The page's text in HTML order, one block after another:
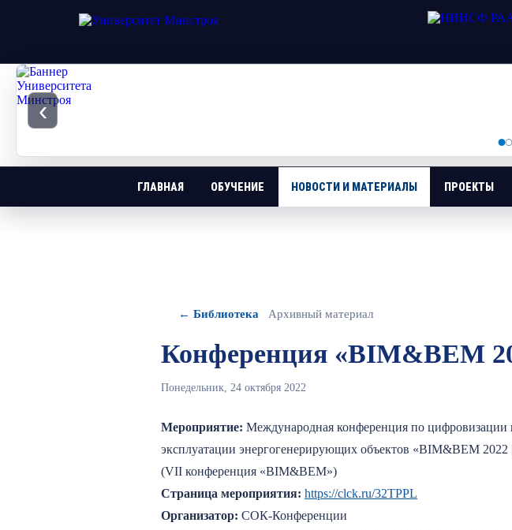
‹
ГЛАВНАЯ ОБУЧЕНИЕ НОВОСТИ И МАТЕРИАЛЫ ПРОЕКТЫ
← Библиотека Архивный материал
Конференция
Понедельник, 24 октября 2022
Мероприятие: Международная конференция по цифровизации
эксплуатации энергогенерирующих объектов «BIM&BЕM
(VII конференция «BIM&BЕM»)
Страница мероприятия: https://clck.ru/32TPPL
Организатор: СОК-Конференции